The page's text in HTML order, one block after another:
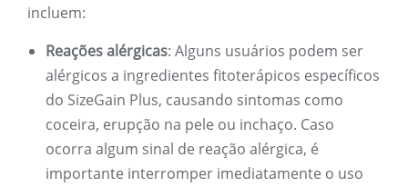
incluem:
Reações alérgicas: Alguns usuários podem ser
alérgicos a ingredientes fitoterápicos específicos
do SizeGain Plus, causando sintomas como
coceira, erupção na pele ou inchaço. Caso
ocorra algum sinal de reação alérgica, é
importante interromper imediatamente o uso